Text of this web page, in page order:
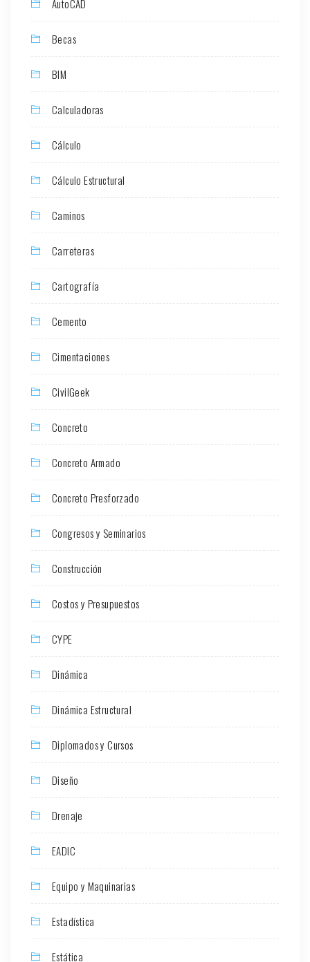
AutoCAD
Becas
BIM
Calculadoras
Cálculo
Cálculo Estructural
Caminos
Carreteras
Cartografía
Cemento
Cimentaciones
CivilGeek
Concreto
Concreto Armado
Concreto Presforzado
Congresos y Seminarios
Construcción
Costos y Presupuestos
CYPE
Dinámica
Dinámica Estructural
Diplomados y Cursos
Diseño
Drenaje
EADIC
Equipo y Maquinarias
Estadística
Estática